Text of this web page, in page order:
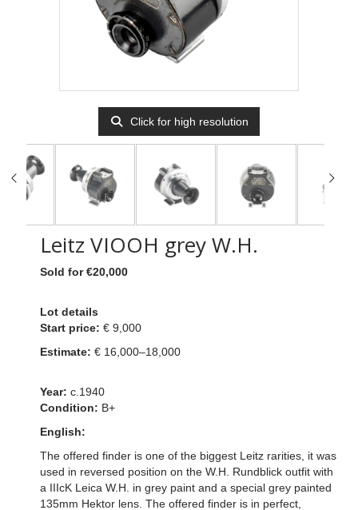
Click for high resolution
Leitz VIOOH grey W.H.
Sold for €20,000
Lot details
Start price: € 9,000
Estimate: € 16,000–18,000
Year: c.1940
Condition: B+
English:
The offered finder is one of the biggest Leitz rarities, it was
used in reversed position on the W.H. Rundblick outfit with
a IIIcK Leica W.H. in grey paint and a special grey painted
135mm Hektor lens. The offered finder is in perfect,